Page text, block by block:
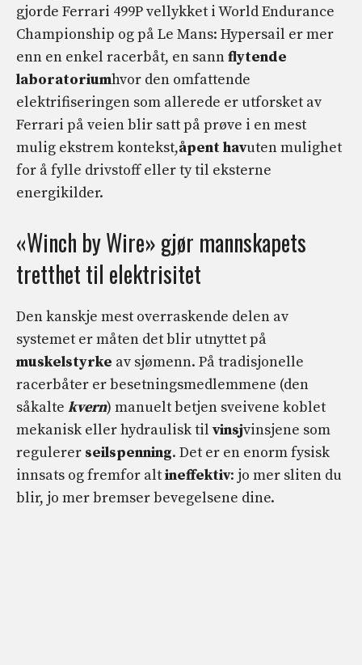
gjorde Ferrari 499P vellykket i World Endurance
Championship og på Le Mans: Hypersail er mer
enn en enkel racerbåt, en sannflytende
laboratoriumhvor den omfattende
elektrifiseringen som allerede er utforsket av
Ferrari på veien blir satt på prøve i en mest
mulig ekstrem kontekst,åpent havuten mulighet
for å fylle drivstoff eller ty til eksterne
energikilder.
«Winch by Wire» gjør mannskapets
tretthet til elektrisitet
Den kanskje mest overraskende delen av
systemet er måten det blir utnyttet på
muskelstyrke av sjømenn. På tradisjonelle
racerbåter er besetningsmedlemmene (den
såkalte kvern) manuelt betjen sveivene koblet
mekanisk eller hydraulisk til vinsjvinsjene som
regulerer seilspenning. Det er en enorm fysisk
innsats og fremfor altineffektiv: jo mer sliten du
blir, jo mer bremser bevegelsene dine.